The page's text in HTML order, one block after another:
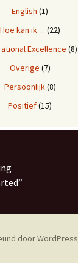
English (1)
Hoe kan ik… (22)
Excellence (8)
Overige (7)
Persoonlijk(8)
Positief(15)
”
door WordPress